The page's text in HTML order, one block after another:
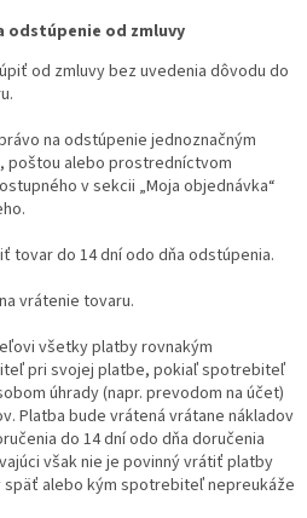
od zmluvy
od zmluvy bez uvedenia dôvodu do
na odstúpenie jednoznačným
poštou alebo prostredníctvom
v sekcii „Moja objednávka“
tovar do 14 dní odo dňa odstúpenia.
vrátenie tovaru.
všetky platby rovnakým
pri svojej platbe, pokiaľ spotrebiteľ
úhrady (napr. prevodom na účet)
Platba bude vrátená vrátane nákladov
do 14 dní odo dňa doručenia
však nie je povinný vrátiť platby
alebo kým spotrebiteľ nepreukáže